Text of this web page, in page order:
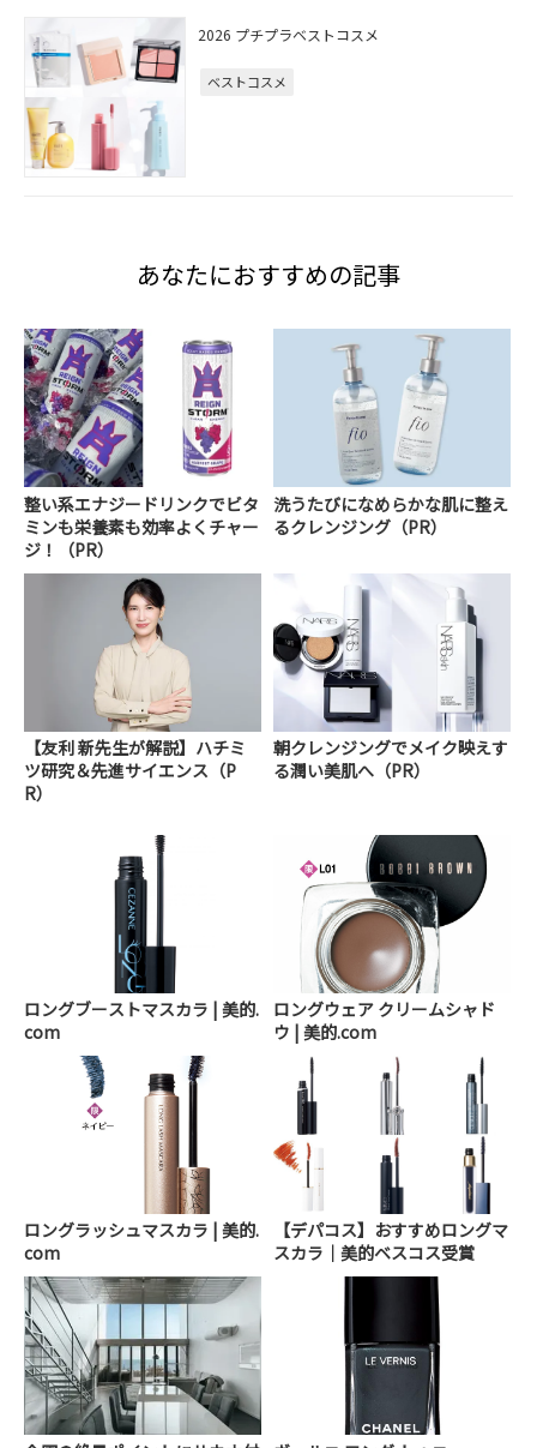
2026 プチプラベストコスメ
ベストコスメ
あなたにおすすめの記事
整い系エナジードリンクでビタ
ミンも栄養素も効率よくチャー
ジ！（PR）
洗うたびになめらかな肌に整え
るクレンジング（PR）
【友利 新先生が解説】ハチミ
ツ研究＆先進サイエンス（P
R）
朝クレンジングでメイク映えす
る潤い美肌へ（PR）
ロングブーストマスカラ | 美的.
com
ロングウェア クリームシャド
ウ | 美的.com
ロングラッシュマスカラ | 美的.
com
【デパコス】おすすめロングマ
スカラ｜美的ベスコス受賞